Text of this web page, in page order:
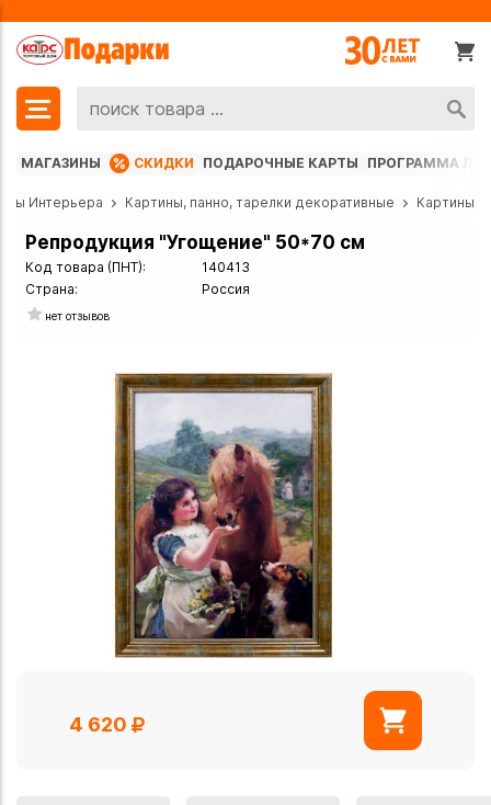
МАГАЗИНЫ СКИДКИ ПОДАРОЧНЫЕ КАРТЫ ПРОГРАММА
Интерьера Картины, панно, тарелки декоративные Картины
Репродукция "Угощение" 50*70 см
Код товара (ПНТ):
140413
Страна:
Россия
нет отзывов
4 620